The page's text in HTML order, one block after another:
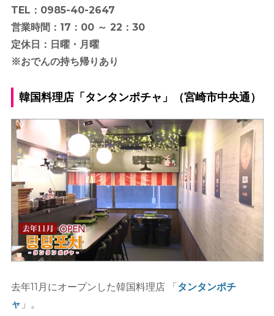
TEL：0985-40-2647
営業時間：17：00 ～ 22：30
定休日：日曜・月曜
※おでんの持ち帰りあり
韓国料理店「タンタンポチャ」（宮崎市中央通）
去年11月にオープンした韓国料理店 「タンタンポチ
ャ 」 。